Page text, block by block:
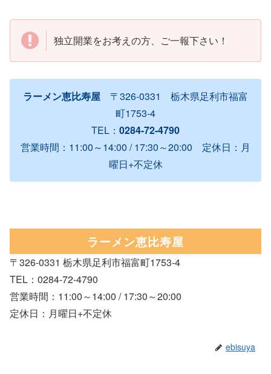
独立開業をお考えの方、ご一報下さい！
ラーメン恵比寿屋 〒326-0331 栃木県足利市福富
町1753-4
TEL： 0284-72-4790
営業時間：11:00～14:00 / 17:30～20:00 定休日：月
曜日+不定休
ラーメン恵比寿屋
〒326-0331 栃木県足利市福富町1753-4
TEL：0284-72-4790
営業時間：11:00～14:00 / 17:30～20:00
定休日：月曜日+不定休
ebisuya